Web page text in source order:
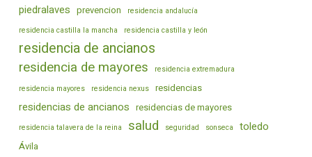
piedralaves prevencion
residencia andalucía
residencia castilla la mancha
residencia castilla y león
residencia de ancianos
residencia de mayores
residencia extremadura
residencia mayores
residencia nexus residencias
residencias de ancianos residencias de mayores
residencia talavera de la reina salud seguridad sonseca toledo
Ávila